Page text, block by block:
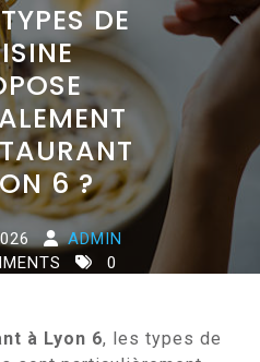
DE
6 ?
ADMIN
0
à Lyon 6, les types de